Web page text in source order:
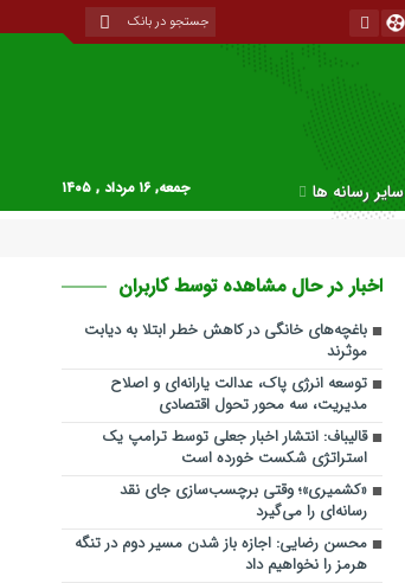
سایر رسانه ها جمعه, ۱۶ مرداد , ۱۴۰۵
اخبار در حال مشاهده توسط کاربران
باغچه‌های خانگی در کاهش خطر ابتلا به دیابت
موثرند
توسعه انرژی پاک، عدالت یارانه‌ای و اصلاح
مدیریت، سه محور تحول اقتصادی
قالیباف: انتشار اخبار جعلی توسط ترامپ یک
استراتژی شکست خورده است
«کشمیری»؛ وقتی برچسب‌سازی جای نقد
رسانه‌ای را می‌گیرد
محسن رضایی: اجازه باز شدن مسیر دوم در تنگه
هرمز را نخواهیم داد